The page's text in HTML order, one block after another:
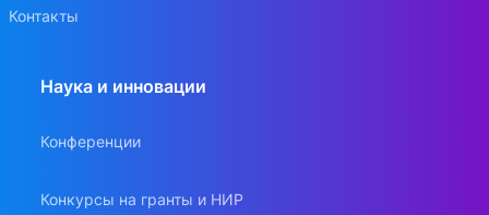
Контакты
Наука и инновации
Конференции
Конкурсы на гранты и НИР